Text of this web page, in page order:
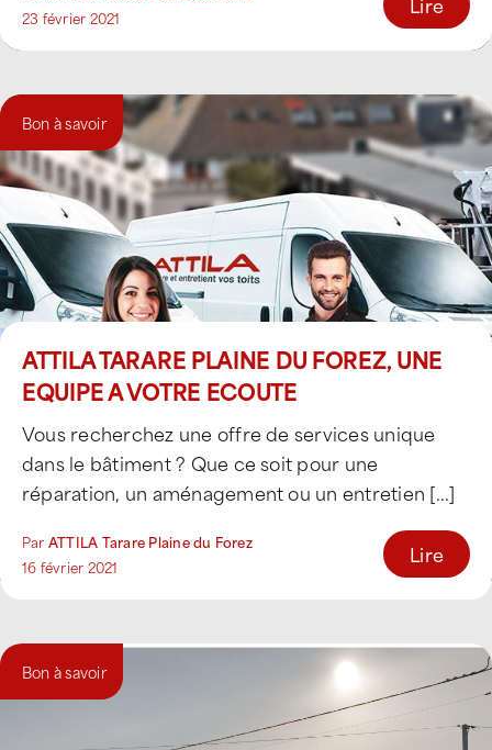
23 février 2021
Bon à savoir
ATTILA TARARE PLAINE DU FOREZ, UNE
EQUIPE A VOTRE ECOUTE
Vous recherchez une offre de services unique
dans le bâtiment ? Que ce soit pour une
réparation, un aménagement ou un entretien [...]
Par ATTILA Tarare Plaine du Forez
16 février 2021
Lire
Bon à savoir